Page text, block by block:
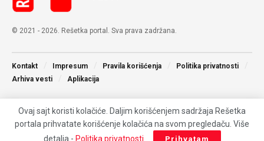
© 2021 - 2026. Rešetka portal. Sva prava zadržana.
Kontakt Impresum Pravila korišćenja
Politika privatnosti
Arhiva vesti
Aplikacija
Ovaj sajt koristi kolačiće. Daljim korišćenjem sadržaja Rešetka
portala prihvatate korišćenje kolačića na svom pregledaču. Više
detalja - Politika privatnosti Prihvatam